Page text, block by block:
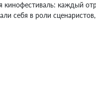
каждый
себя в роли